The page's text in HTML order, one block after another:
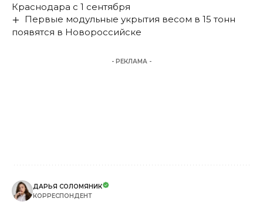
Краснодара с 1 сентября
Первые модульные укрытия весом в 15 тонн
появятся в Новороссийске
- РЕКЛАМА -
ДАРЬЯ СОЛОМЯНИК
КОРРЕСПОНДЕНТ